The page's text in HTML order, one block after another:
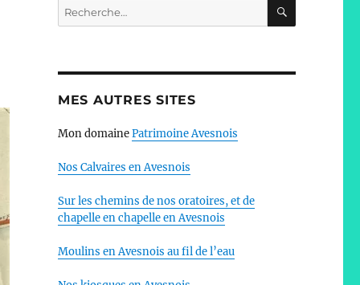
Recherche
pour :
MES AUTRES SITES
Mon domainePatrimoine Avesnois
Nos Calvaires en Avesnois
Sur les chemins de nos oratoires, et de
chapelle en chapelle en Avesnois
Moulins en Avesnois au fil de l’eau